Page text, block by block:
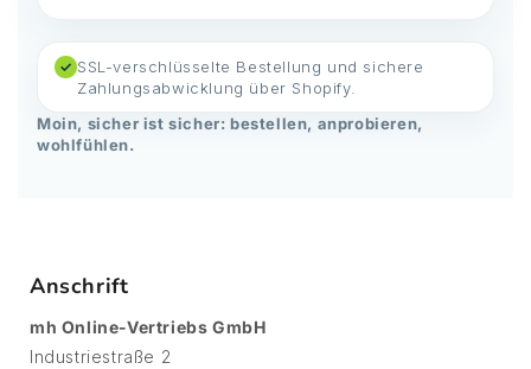
✓ SSL-verschlüsselte Bestellung und sichere
Zahlungsabwicklung über Shopify.
Moin, sicher ist sicher: bestellen, anprobieren,
wohlfühlen.
Anschrift
mh Online-Vertriebs GmbH
Industriestraße 2